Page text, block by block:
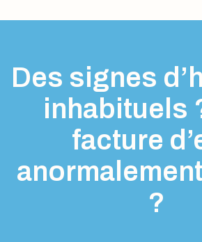
Des signes
inhabituels
facture
?